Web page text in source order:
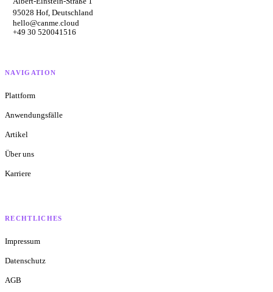
95028 Hof, Deutschland
hello@canme.cloud
+49 30 520041516
NAVIGATION
Plattform
Anwendungsfälle
Artikel
Über uns
Karriere
RECHTLICHES
Impressum
Datenschutz
AGB